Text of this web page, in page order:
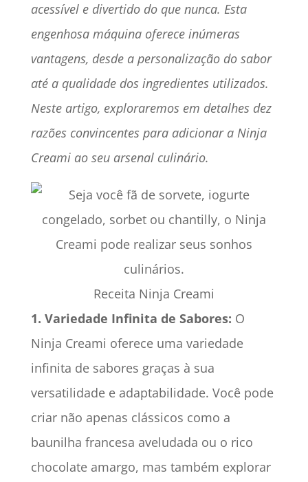
acessível e divertido do que nunca. Esta
engenhosa máquina oferece inúmeras
vantagens, desde a personalização do sabor
até a qualidade dos ingredientes utilizados.
Neste artigo, exploraremos em detalhes dez
razões convincentes para adicionar a Ninja
Creami ao seu arsenal culinário.
Receita Ninja Creami
1. Variedade Infinita de Sabores: O
Ninja Creami oferece uma variedade
infinita de sabores graças à sua
versatilidade e adaptabilidade. Você pode
criar não apenas clássicos como a
baunilha francesa aveludada ou o rico
chocolate amargo, mas também explorar